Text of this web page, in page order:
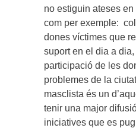
no estiguin ateses
com per exemple:
dones víctimes que
suport en el dia a
participació de les
problemes de la
masclista és un
tenir una major
iniciatives que es